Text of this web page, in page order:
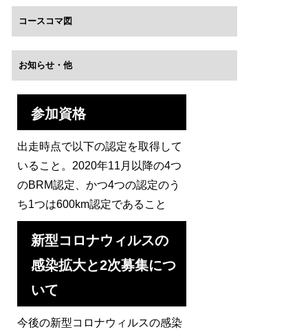
コースコマ図
お知らせ・他
参加資格
出走時点で以下の認定を取得して
いること。2020年11月以降の4つ
のBRM認定、かつ4つの認定のう
ち1つは600km認定であること
新型コロナウィルスの
感染拡大と2次募集につ
いて
今後の新型コロナウィルスの感染